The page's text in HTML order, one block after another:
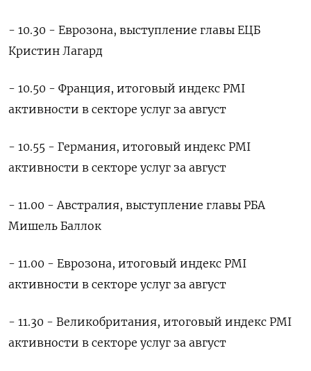
- 10.30 - Еврозона, выступление главы ЕЦБ
Кристин Лагард
- 10.50 - Франция, итоговый индекс PMI
активности в секторе услуг за август
- 10.55 - Германия, итоговый индекс PMI
активности в секторе услуг за август
- 11.00 - Австралия, выступление главы РБА
Мишель Баллок
- 11.00 - Еврозона, итоговый индекс PMI
активности в секторе услуг за август
- 11.30 - Великобритания, итоговый индекс PMI
активности в секторе услуг за август